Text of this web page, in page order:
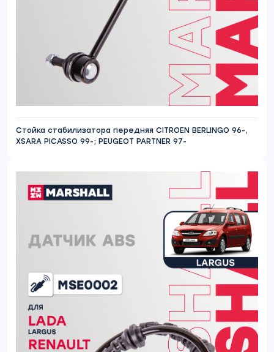
Стойка стабилизатора передняя CITROEN BERLINGO 96-,
XSARA PICASSO 99-; PEUGEOT PARTNER 97-